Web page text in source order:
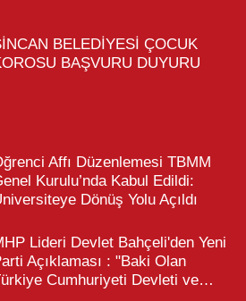
BELEDİYESİ ÇOCUK
BAŞVURU DUYURU
Affı Düzenlemesi TBMM
Kurulu’nda Kabul Edildi:
Dönüş Yolu Açıldı
Lideri Devlet Bahçeli'den Yeni
Açıklaması : "Baki Olan
Cumhuriyeti Devleti ve